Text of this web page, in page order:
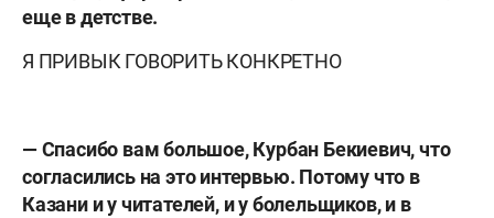
еще в детстве.
Я ПРИВЫК ГОВОРИТЬ КОНКРЕТНО
— Спасибо вам большое, Курбан Бекиевич, что
согласились на это интервью. Потому что в
Казани и у читателей, и у болельщиков, и в